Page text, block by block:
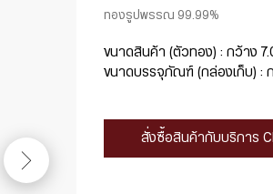
ทองรูปพรรณ 99.99%
ขนาดสินค้า (ตัวทอง) : กว้าง
ขนาดบรรจุภัณฑ์ (กล่องเก็บ) : ก
สั่งซื้อสินค้ากับบริการ